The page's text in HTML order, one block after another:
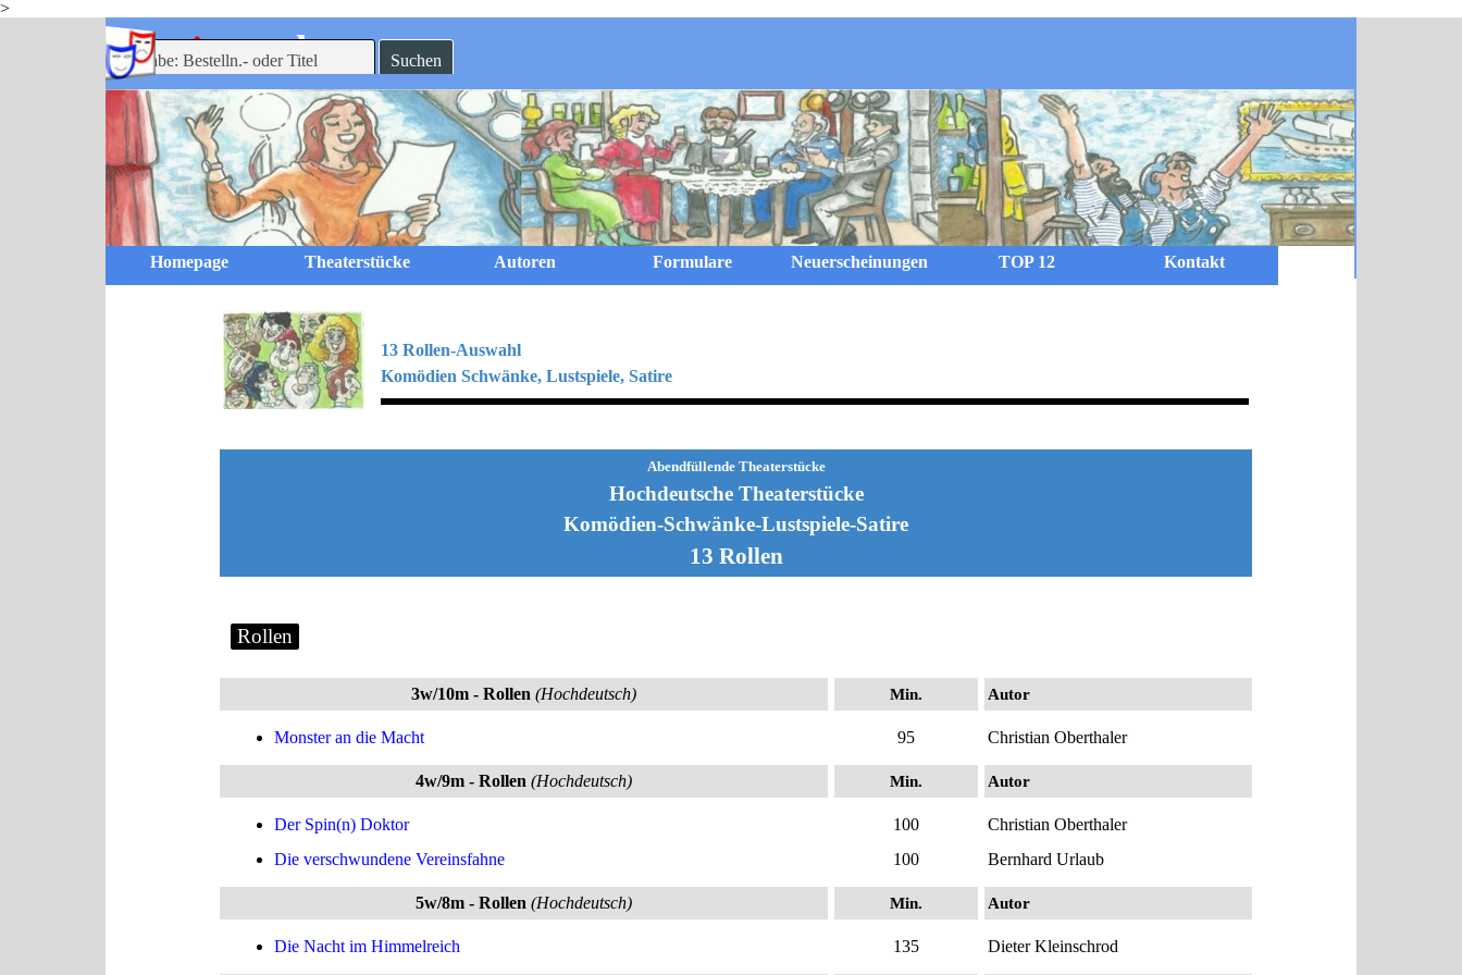
>
Direkt zum Seiteninhalt
-theaterverlag
mein Suchen
Menü überspringen
Homepage Theaterstücke Autoren Formulare Neuerscheinungen TOP 12 Kontakt
13 Rollen-Auswahl
Komödien Schwänke, Lustspiele, Satire
Abendfüllende Theaterstücke
Hochdeutsche Theaterstücke
Komödien-Schwänke-Lustspiele-Satire
13 Rollen
Rollen
3w/10m - Rollen (Hochdeutsch) Min. Autor
Monster an die Macht 95 Christian Oberthaler
4w/9m - Rollen (Hochdeutsch) Min. Autor
Der Spin(n) Doktor
Die verschwundene Vereinsfahne
100
100
Christian Oberthaler
Bernhard Urlaub
5w/8m - Rollen (Hochdeutsch) Min. Autor
Die Nacht im Himmelreich 135 Dieter Kleinschrod